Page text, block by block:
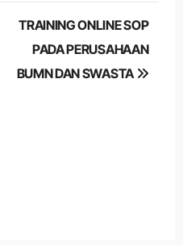
TRAINING ONLINE SOP
PADA PERUSAHAAN
BUMN DAN SWASTA